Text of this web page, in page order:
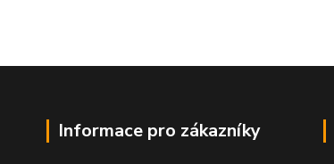
Informace pro zákazníky